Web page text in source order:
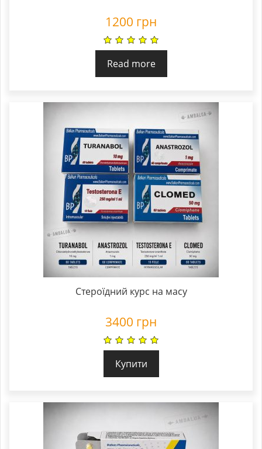
1200 грн
Read more
Стероїдний курс на масу
3400 грн
Купити